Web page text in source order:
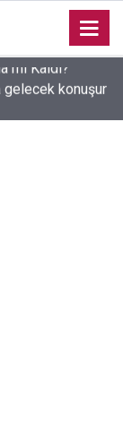
gelecek konuşur